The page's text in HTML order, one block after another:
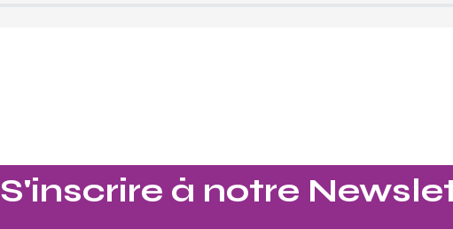
S'inscrire à notre